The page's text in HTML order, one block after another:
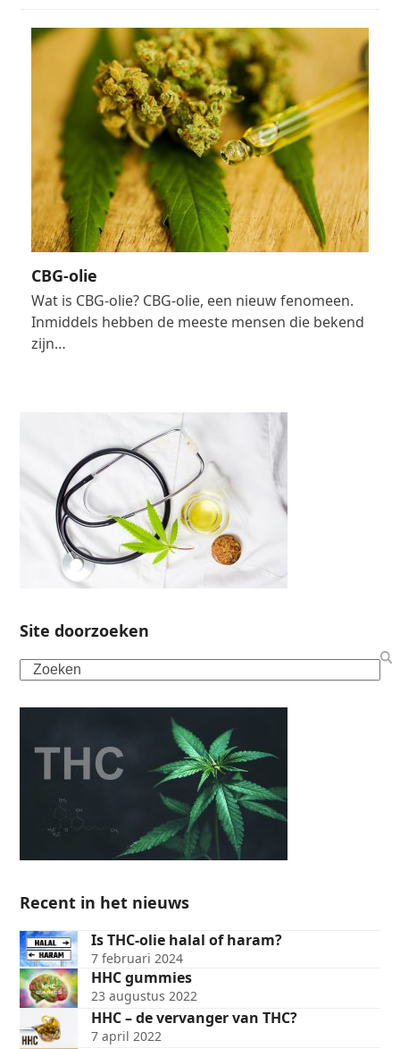
CBG-olie
Wat is CBG-olie? CBG-olie, een nieuw fenomeen.
Inmiddels hebben de meeste mensen die bekend
zijn…
Site doorzoeken
Search
Recent in het nieuws
Is THC-olie halal of haram?
7 februari 2024
HHC gummies
23 augustus 2022
HHC – de vervanger van THC?
7 april 2022